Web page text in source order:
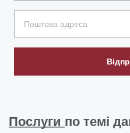
Послуги по темі